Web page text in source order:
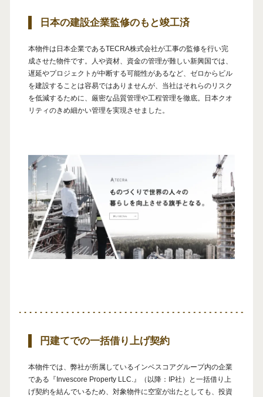
日本の建設企業監修のもと竣工済
本物件は日本企業であるTECRA株式会社が工事の監修を行い完
成させた物件です。人や資材、資金の管理が難しい新興国では、
遅延やプロジェクトが中断する可能性があるなど、ゼロからビル
を建設することは容易ではありませんが、当社はそれらのリスク
を低減するために、厳密な品質管理や工程管理を徹底。日本クオ
リティのきめ細かい管理を実現させました。
円建てでの一括借り上げ契約
本物件では、弊社が所属しているインベスコアグループ内の企業
である『Invescore Property LLC.』（以降：IP社）と一括借り上
げ契約を結んでいるため、対象物件に空室が出たとしても、投資